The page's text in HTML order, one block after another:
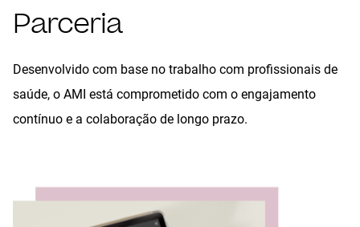
Parceria
Desenvolvido com base no trabalho com profissionais de
saúde, o AMI está comprometido com o engajamento
contínuo e a colaboração de longo prazo.